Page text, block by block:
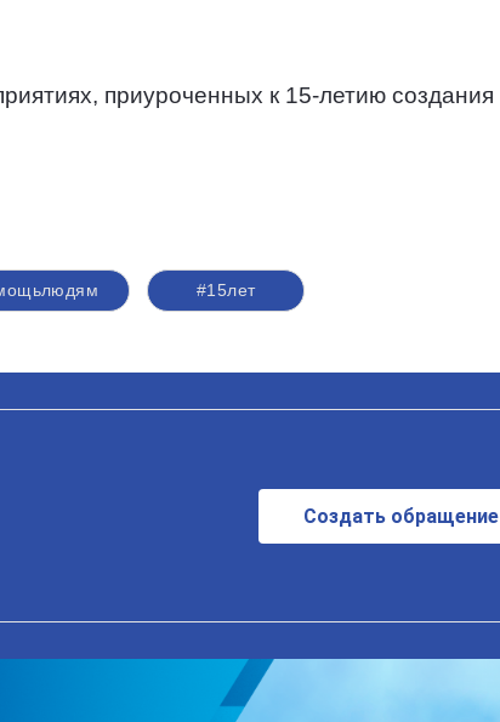
приуроченных к 15-летию создания
#15лет
Создать обращение